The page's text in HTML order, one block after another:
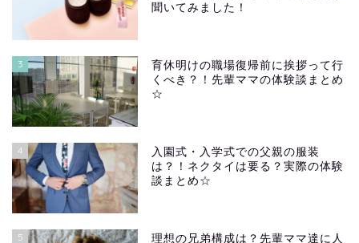
聞いてみました！
3
育休明けの職場復帰前に挨拶って行
くべき？！先輩ママの体験談まとめ
☆
4
入園式・入学式での父親の服装
は？！ネクタイは要る？実際の体験
談まとめ☆
5
理想の兄弟構成は？先輩ママ達に人